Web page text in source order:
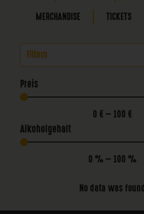
MERCHANDISE TICKETS
Filtern
Preis
0 € — 100 €
Alkoholgehalt
0 % — 100 %
No data was found